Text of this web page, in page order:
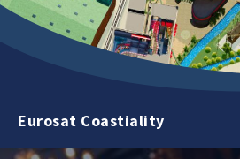
Eurosat Coastiality